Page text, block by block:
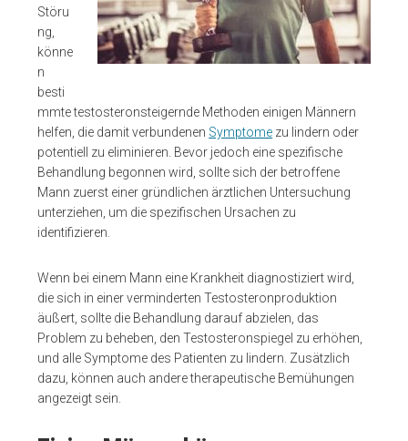
Störu
ng,
könne
n
besti
mmte testosteronsteigernde Methoden einigen Männern
helfen, die damit verbundenen Symptome zu lindern oder
potentiell zu eliminieren. Bevor jedoch eine spezifische
Behandlung begonnen wird, sollte sich der betroffene
Mann zuerst einer gründlichen ärztlichen Untersuchung
unterziehen, um die spezifischen Ursachen zu
identifizieren.
Wenn bei einem Mann eine Krankheit diagnostiziert wird,
die sich in einer verminderten Testosteronproduktion
äußert, sollte die Behandlung darauf abzielen, das
Problem zu beheben, den Testosteronspiegel zu erhöhen,
und alle Symptome des Patienten zu lindern. Zusätzlich
dazu, können auch andere therapeutische Bemühungen
angezeigt sein.